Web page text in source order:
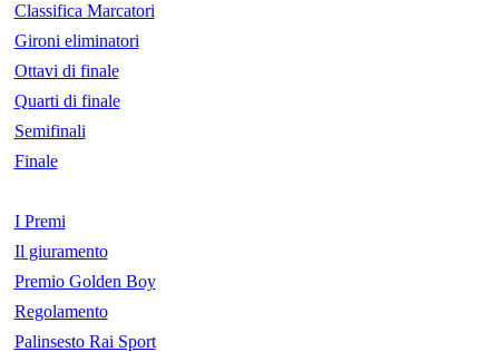
Classifica Marcatori
Gironi eliminatori
Ottavi di finale
Quarti di finale
Semifinali
Finale
I Premi
Il giuramento
Premio Golden Boy
Regolamento
Palinsesto Rai Sport